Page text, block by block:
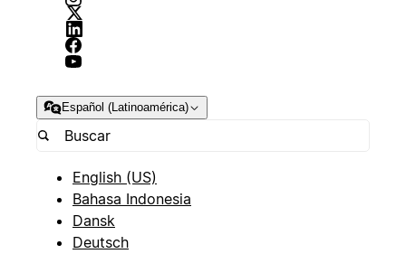
Español (Latinoamérica)
English (US)
Bahasa Indonesia
Dansk
Deutsch